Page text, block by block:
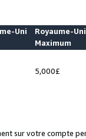
Uni
Royaume-Uni
Maximum
5,000£
sur votre compte